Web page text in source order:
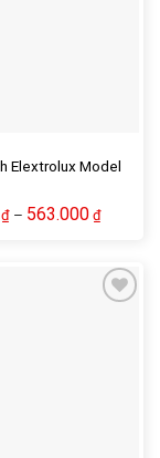
Elextrolux Model
₫– 563.000 ₫